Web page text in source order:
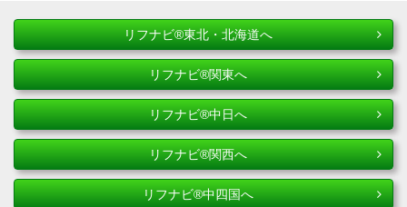
リフナビ®東北・北海道へ
リフナビ®関東へ
リフナビ®中日へ
リフナビ®関西へ
リフナビ®中四国へ